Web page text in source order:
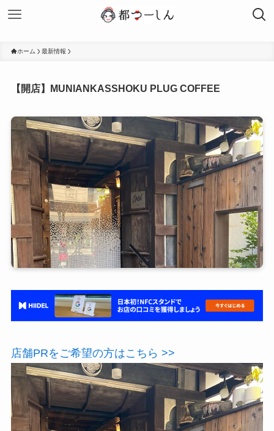
ホーム 最新情報
【開店】MUNIANKASSHOKU PLUG COFFEE
店舗PRをご希望の方はこちら >>